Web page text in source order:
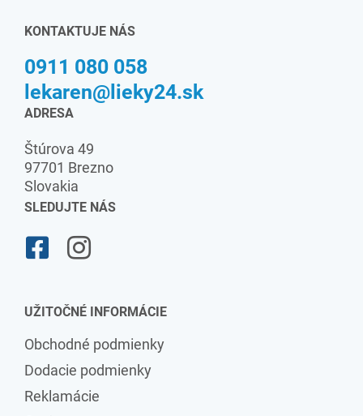
KONTAKTUJE NÁS
0911 080 058
lekaren@lieky24.sk
ADRESA
Štúrova 49
97701 Brezno
Slovakia
SLEDUJTE NÁS
UŽITOČNÉ INFORMÁCIE
Obchodné podmienky
Dodacie podmienky
Reklamácie